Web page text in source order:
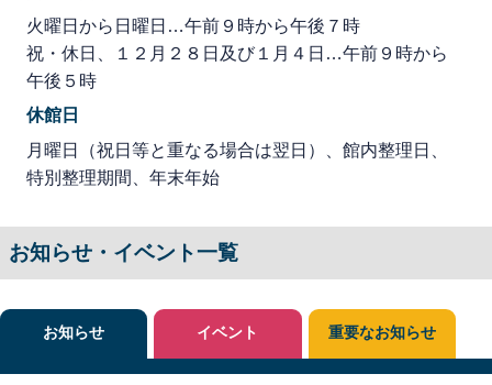
火曜日から日曜日…午前９時から午後７時
祝・休日、１２月２８日及び１月４日…午前９時から
午後５時
休館日
月曜日（祝日等と重なる場合は翌日）、館内整理日、
特別整理期間、年末年始
お知らせ・イベント一覧
お知らせ イベント 重要なお知らせ